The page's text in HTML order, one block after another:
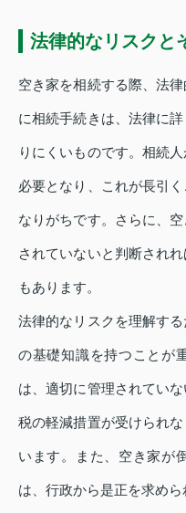
法律的なリスクと
空き家を相続する際、法
に相続手続きは、法律に
りにくいものです。相続
必要となり、これが長引
なりがちです。さらに、
されていないと判断され
もあります。
法律的なリスクを理解す
の基礎知識を持つことが
は、適切に管理されてい
税の軽減措置が受けられ
います。また、空き家が
は、行政から是正を求めら